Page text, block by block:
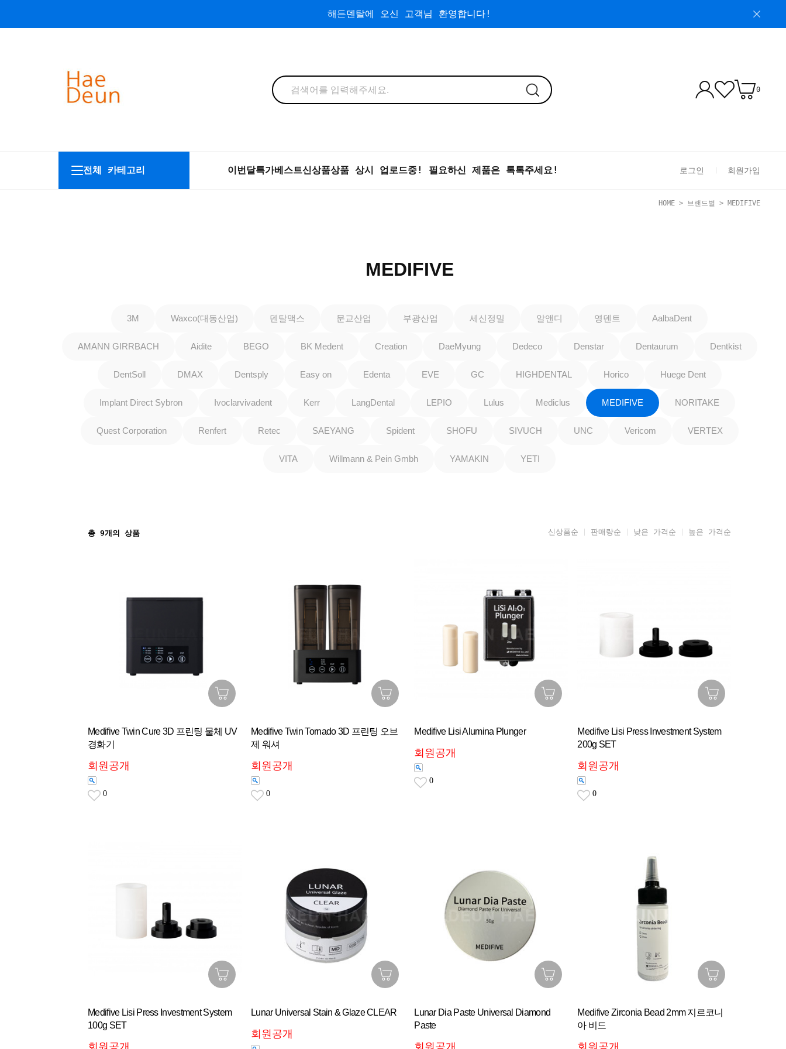
해든덴탈에 오신 고객님 환영합니다!
0
전체 카테고리 이번달특가베스트신상품상품 상시 업로드중! 필요하신 제품은 톡톡주세요! 로그인 회원가입
HOME > 브랜드별 > MEDIFIVE
MEDIFIVE
3M Waxco(대동산업) 덴탈맥스 문교산업 부광산업 세신정밀 알앤디 영덴트 AalbaDent
AMANN GIRRBACH Aidite BEGO BK Medent Creation DaeMyung Dedeco Denstar Dentaurum Dentkist
DentSoll DMAX Dentsply Easy on Edenta EVE GC HIGHDENTAL Horico Huege Dent
Implant Direct Sybron Ivoclarvivadent Kerr LangDental LEPIO Lulus Mediclus MEDIFIVE NORITAKE
Quest Corporation Renfert Retec SAEYANG Spident SHOFU SIVUCH UNC Vericom VERTEX
VITA Willmann & Pein Gmbh YAMAKIN YETI
총 9개의 상품 신상품순 판매량순 낮은 가격순 높은 가격순
Medifive Twin Cure 3D 프린팅 물체 UV
경화기
회원공개
0
Medifive Twin Tornado 3D 프린팅 오브
제 워셔
회원공개
0
Medifive Lisi Alumina Plunger
회원공개
0
Medifive Lisi Press Investment System
200g SET
회원공개
0
Medifive Lisi Press Investment System
100g SET
Lunar Universal Stain & Glaze CLEAR
회원공개
Lunar Dia Paste Universal Diamond
Paste
Medifive Zirconia Bead 2mm 지르코니
아 비드